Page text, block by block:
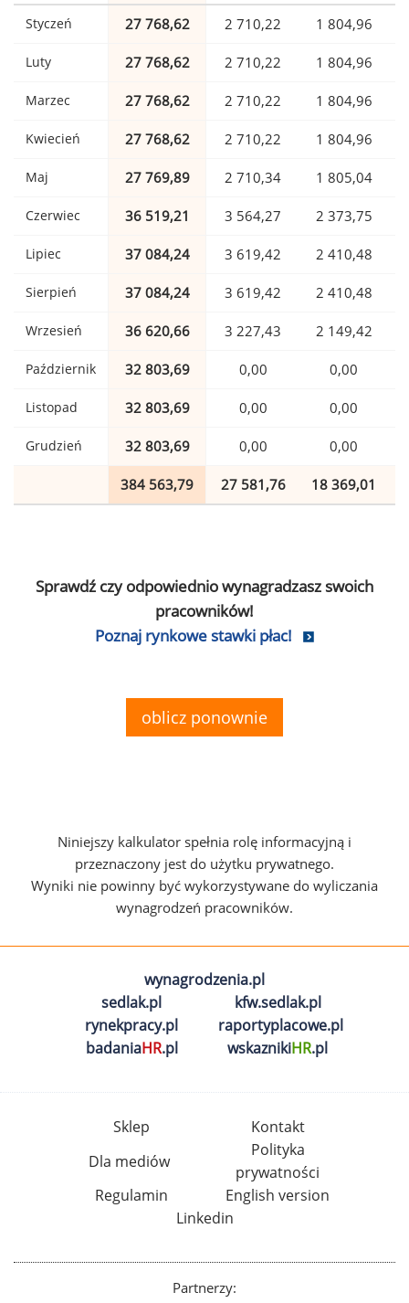
Styczeń 27 768,62 2 710,22 1 804,96
Luty 27 768,62 2 710,22 1 804,96
Marzec 27 768,62 2 710,22 1 804,96
Kwiecień 27 768,62 2 710,22 1 804,96
Maj 27 769,89 2 710,34 1 805,04
Czerwiec 36 519,21 3 564,27 2 373,75
Lipiec 37 084,24 3 619,42 2 410,48
Sierpień 37 084,24 3 619,42 2 410,48
Wrzesień 36 620,66 3 227,43 2 149,42
Październik 32 803,69 0,00 0,00
Listopad 32 803,69 0,00 0,00
Grudzień 32 803,69 0,00 0,00
384 563,79 27 581,76 18 369,01
Sprawdź czy odpowiednio wynagradzasz swoich
pracowników!
Poznaj rynkowe stawki płac!
oblicz ponownie
Niniejszy kalkulator spełnia rolę informacyjną i
przeznaczony jest do użytku prywatnego.
Wyniki nie powinny być wykorzystywane do wyliczania
wynagrodzeń pracowników.
wynagrodzenia.pl
sedlak.pl
kfw.sedlak.pl
rynekpracy.pl
raportyplacowe.pl
badaniaHR.pl wskaznikiHR.pl
Sklep
Kontakt
Dla mediów
Polityka
prywatności
Regulamin
English version
Linkedin
Partnerzy: